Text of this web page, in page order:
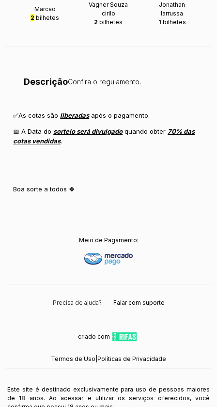
Marcao
2 bilhetes
Vagner Souza
cirilo
2 bilhetes
Jonathan
larrussa
1 bilhetes
DescriçãoConfira o regulamento.
✅As cotas são liberadasapós o pagamento.
📅 A Data do sorteio será divulgadoquando obter 70% das
cotas vendidas.
Boa sorte a todos 🍀
Meio de Pagamento:
Precisa de ajuda? Falar com suporte
criado com
Termos de Uso Políticas de Privacidade
Este site é destinado exclusivamente para uso de pessoas maiores
de 18 anos. Ao acessar e utilizar os serviços oferecidos, você